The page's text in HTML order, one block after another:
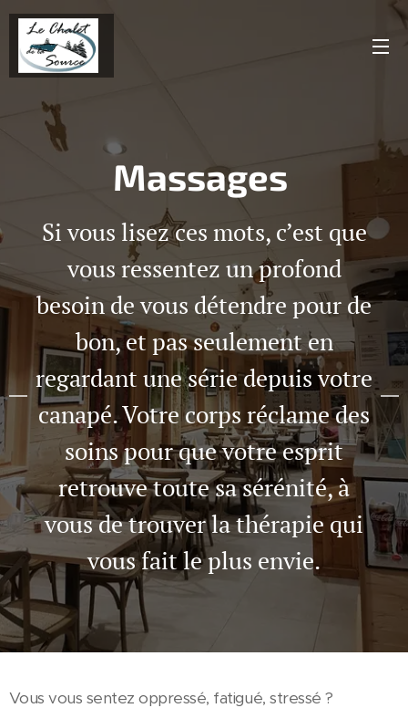
Massages
Si vous lisez ces mots, c’est que
vous ressentez un profond
besoin de vous détendre pour de
bon, et pas seulement en
regardant une série depuis votre
canapé. Votre corps réclame des
soins pour que votre esprit
retrouve toute sa sérénité, à
vous de trouver la thérapie qui
vous fait le plus envie.
Vous vous sentez oppressé, fatigué, stressé ?